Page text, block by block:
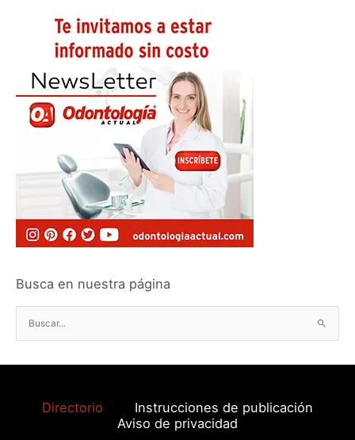
Busca en nuestra página
u
s
Directorio
Instrucciones de publicación
Aviso de privacidad